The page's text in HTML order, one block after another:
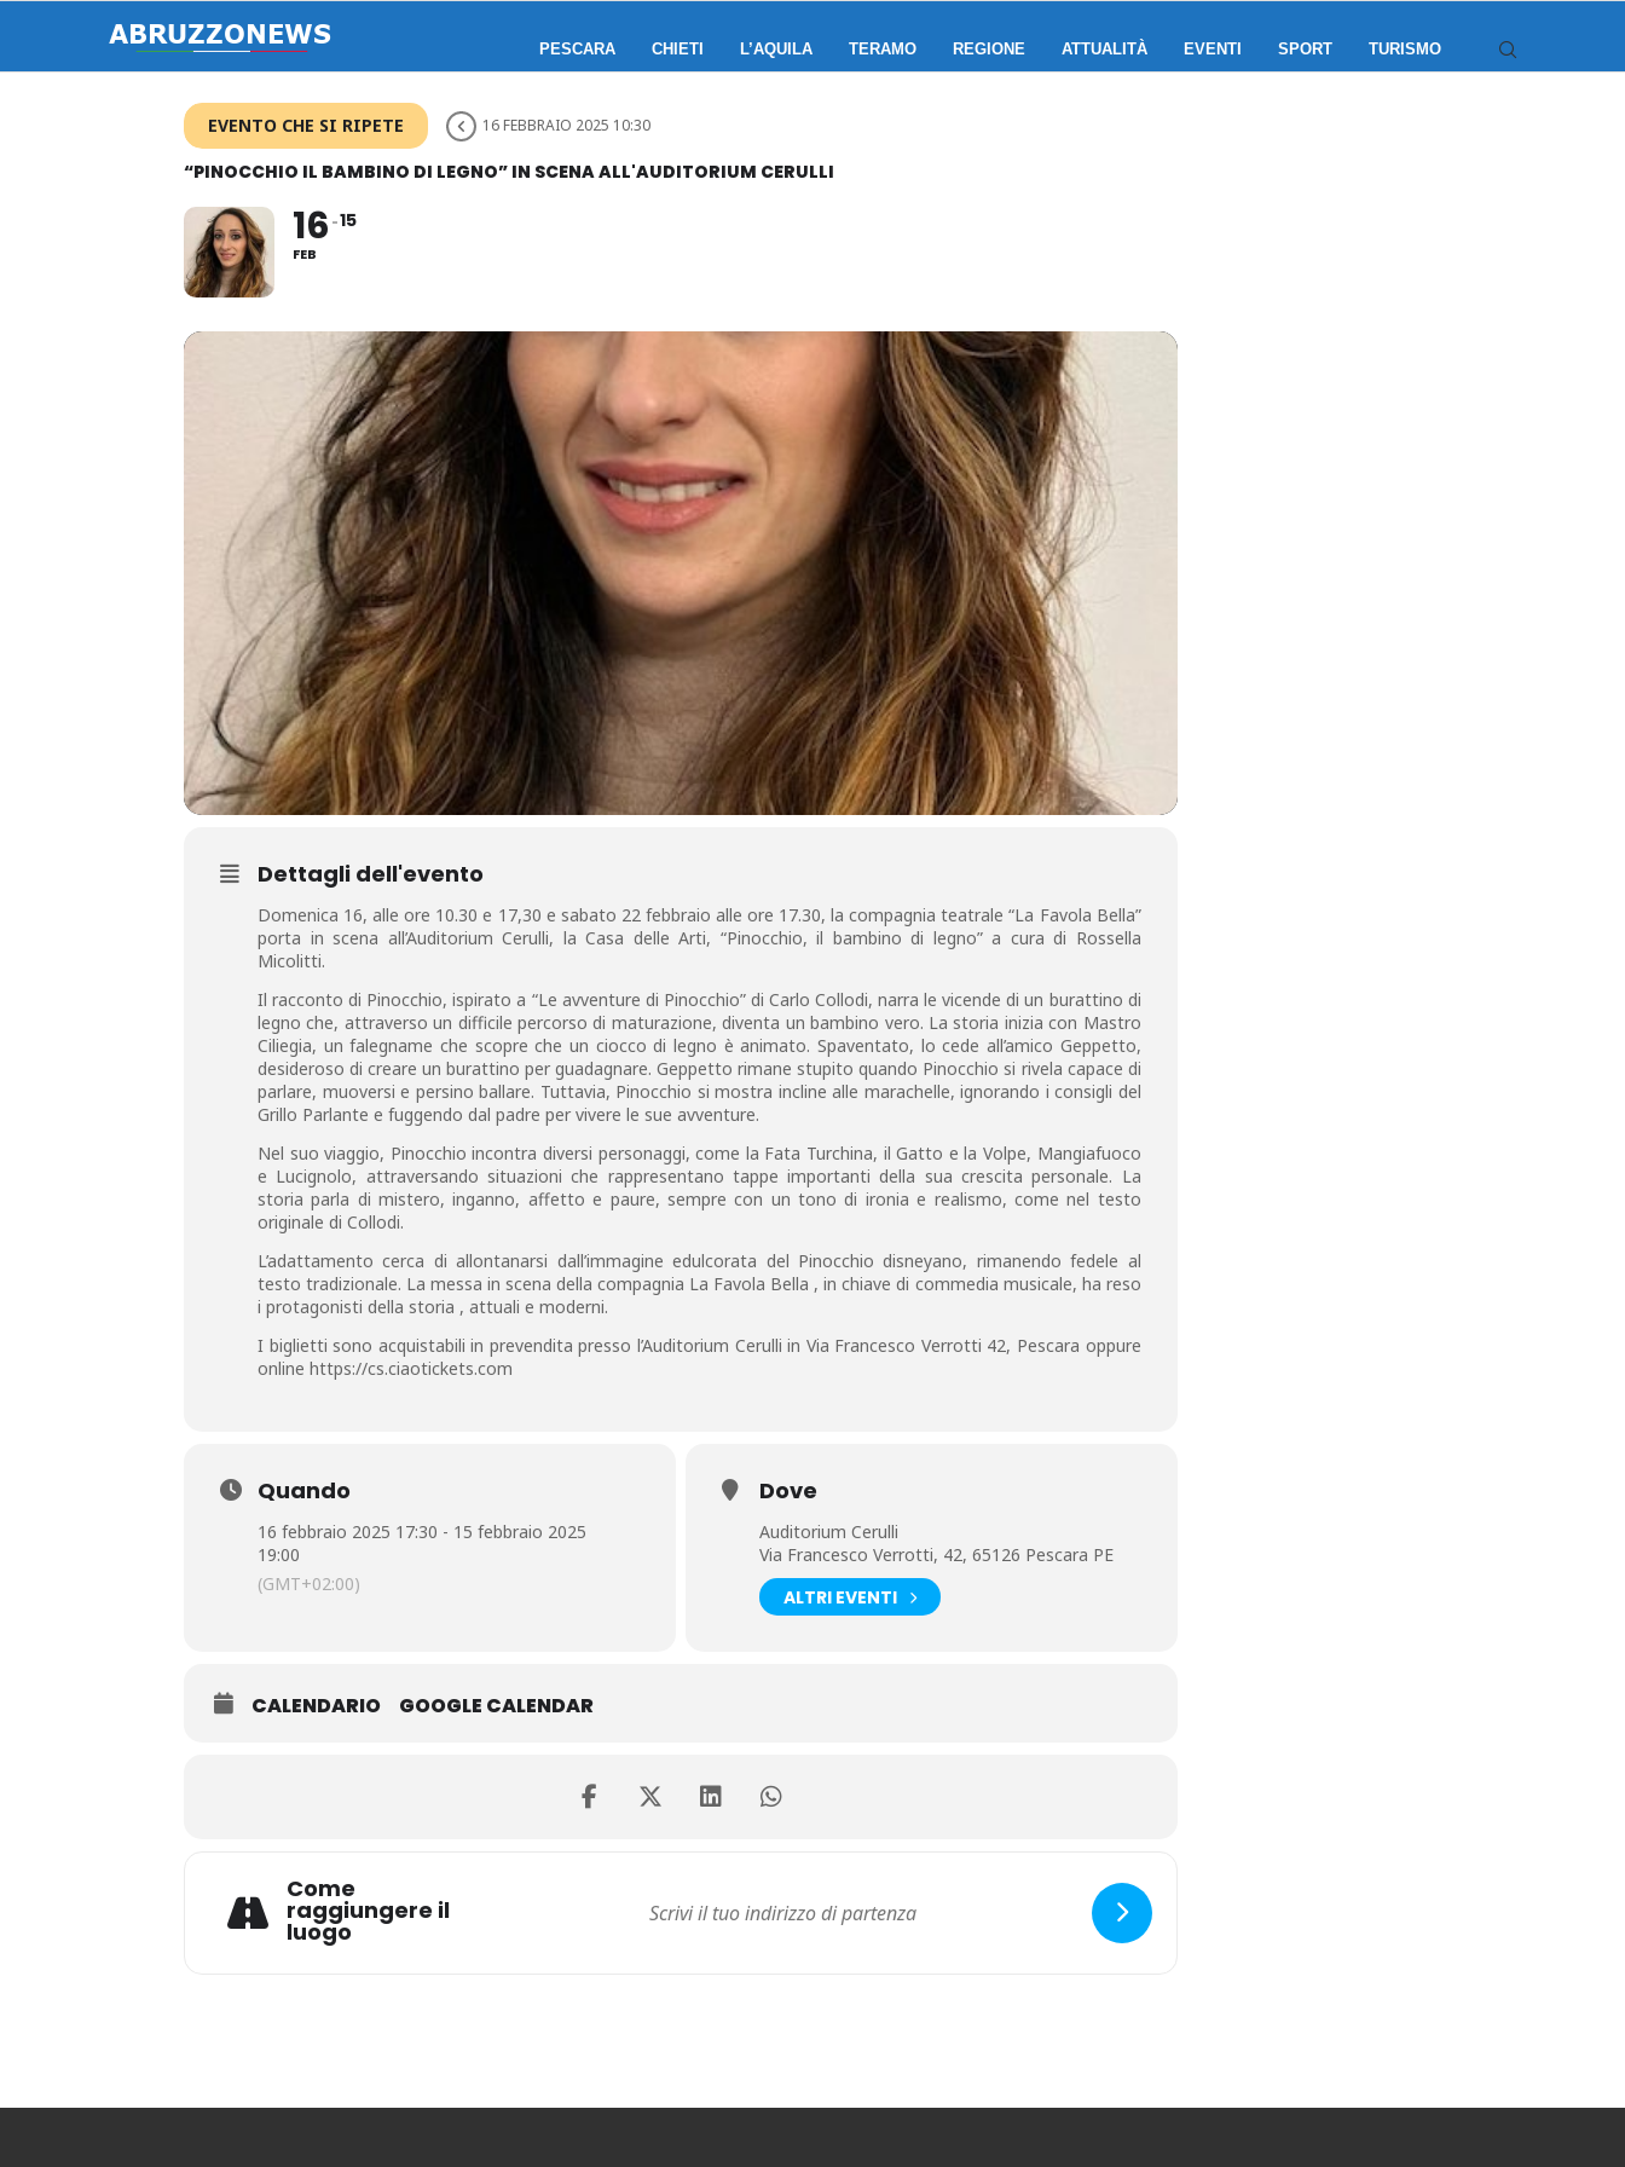
PESCARA CHIETI L’AQUILA TERAMO REGIONE ATTUALITÀ EVENTI SPORT TURISMO
EVENTO CHE SI RIPETE 16 FEBBRAIO 2025 10:30
“PINOCCHIO IL BAMBINO DI LEGNO” IN SCENA ALL'AUDITORIUM CERULLI
16
FEB
15
Dettagli dell'evento
Domenica 16, alle ore 10.30 e 17,30 e sabato 22 febbraio alle ore 17.30, la compagnia teatrale “La Favola Bella”
porta in scena all’Auditorium Cerulli, la Casa delle Arti, “Pinocchio, il bambino di legno” a cura di Rossella
Micolitti.
Il racconto di Pinocchio, ispirato a “Le avventure di Pinocchio” di Carlo Collodi, narra le vicende di un burattino di
legno che, attraverso un difficile percorso di maturazione, diventa un bambino vero. La storia inizia con Mastro
Ciliegia, un falegname che scopre che un ciocco di legno è animato. Spaventato, lo cede all’amico Geppetto,
desideroso di creare un burattino per guadagnare. Geppetto rimane stupito quando Pinocchio si rivela capace di
parlare, muoversi e persino ballare. Tuttavia, Pinocchio si mostra incline alle marachelle, ignorando i consigli del
Grillo Parlante e fuggendo dal padre per vivere le sue avventure.
Nel suo viaggio, Pinocchio incontra diversi personaggi, come la Fata Turchina, il Gatto e la Volpe, Mangiafuoco
e Lucignolo, attraversando situazioni che rappresentano tappe importanti della sua crescita personale. La
storia parla di mistero, inganno, affetto e paure, sempre con un tono di ironia e realismo, come nel testo
originale di Collodi.
L’adattamento cerca di allontanarsi dall’immagine edulcorata del Pinocchio disneyano, rimanendo fedele al
testo tradizionale. La messa in scena della compagnia La Favola Bella , in chiave di commedia musicale, ha reso
i protagonisti della storia , attuali e moderni.
I biglietti sono acquistabili in prevendita presso l’Auditorium Cerulli in Via Francesco Verrotti 42, Pescara oppure
online https://cs.ciaotickets.com
Quando
16 febbraio 2025 17:30 - 15 febbraio 2025
19:00
(GMT+02:00)
Dove
Auditorium Cerulli
Via Francesco Verrotti, 42, 65126 Pescara PE
ALTRI EVENTI
CALENDARIO GOOGLE CALENDAR
Come
raggiungere il
luogo